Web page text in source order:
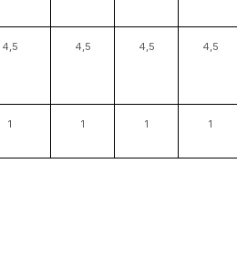
4,5 4,5 4,5 4,5
1 1 1 1